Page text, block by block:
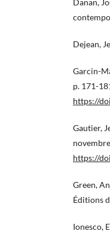
Danan,
Dejean,
Garcin-
p. 171-
https://
Gautier,
https://
Green,
Éditions
Ionesco,